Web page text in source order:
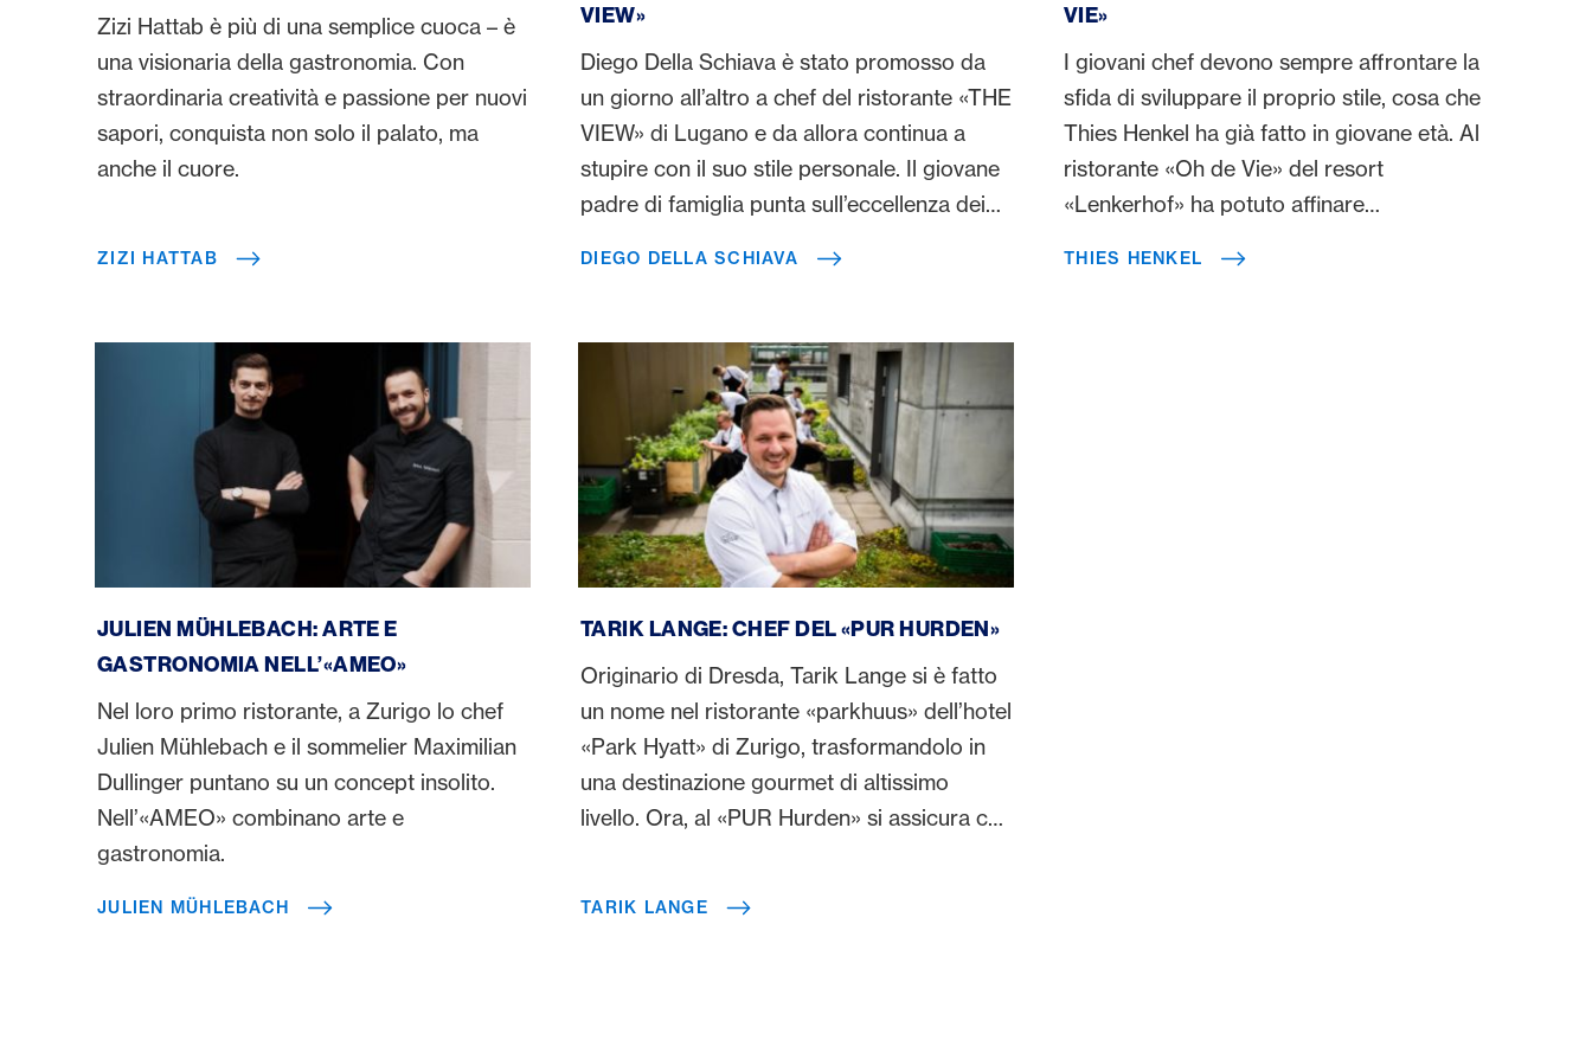
Zizi Hattab è più di una semplice cuoca – è
una visionaria della gastronomia. Con
straordinaria creatività e passione per nuovi
sapori, conquista non solo il palato, ma
anche il cuore.
ZIZI HATTAB
VIEW»
Diego Della Schiava è stato promosso da
un giorno all’altro a chef del ristorante «THE
VIEW» di Lugano e da allora continua a
stupire con il suo stile personale. Il giovane
padre di famiglia punta sull’eccellenza dei
DIEGO DELLA SCHIAVA
VIE»
I giovani chef devono sempre affrontare la
sfida di sviluppare il proprio stile, cosa che
Thies Henkel ha già fatto in giovane età. Al
ristorante «Oh de Vie» del resort
«Lenkerhof» ha potuto affinare
ha avviato un’attività in proprio.
THIES HENKEL
JULIEN MÜHLEBACH: ARTE E
GASTRONOMIA NELL’«AMEO»
Nel loro primo ristorante, a Zurigo lo chef
Julien Mühlebach e il sommelier Maximilian
Dullinger puntano su un concept insolito.
Nell’«AMEO» combinano arte e
gastronomia.
JULIEN MÜHLEBACH
TARIK LANGE: CHEF DEL «PUR HURDEN»
Originario di Dresda, Tarik Lange si è fatto
un nome nel ristorante «parkhuus» dell’hotel
«Park Hyatt» di Zurigo, trasformandolo in
una destinazione gourmet di altissimo
livello. Ora, al «PUR Hurden» si assicura che
TARIK LANGE